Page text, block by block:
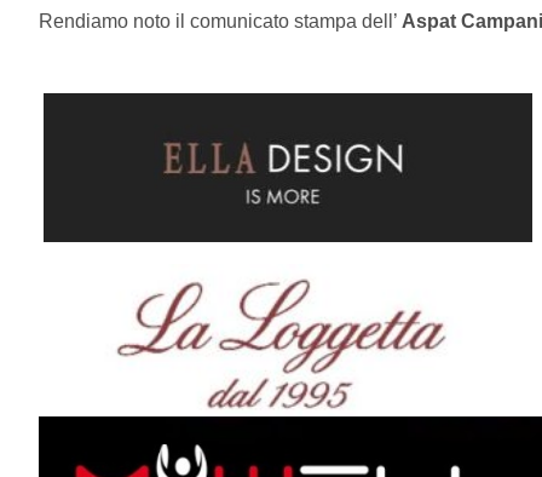
Rendiamo noto il comunicato stampa dell’ Aspat